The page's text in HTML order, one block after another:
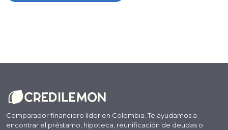
Comparador financiero líder en Colombia. Te ayudamos a
encontrar el préstamo, hipoteca, reunificación de deudas o